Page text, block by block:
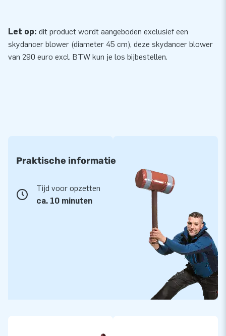
Let op: dit product wordt aangeboden exclusief een
skydancer blower (diameter 45 cm), deze skydancer blower
van 290 euro excl. BTW kun je los bijbestellen.
Praktische informatie
Tijd voor opzetten
ca. 10 minuten